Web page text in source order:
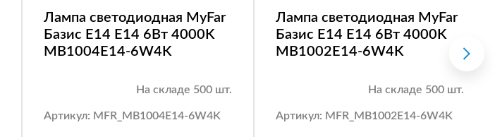
Лампа светодиодная MyFar
Базис E14 E14 6Вт 4000K
MB1004E14-6W4K
На складе 500 шт.
Артикул: MFR_MB1004E14-6W4K
Лампа светодиодная MyFar
Базис E14 E14 6Вт 4000K
MB1002E14-6W4K
На складе 500 шт.
Артикул: MFR_MB1002E14-6W4K